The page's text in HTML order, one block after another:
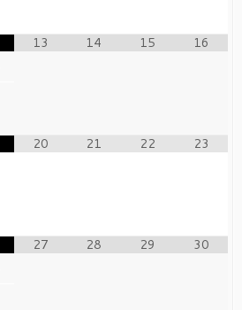
13 14 15 16
20 21 22 23
27 28 29 30